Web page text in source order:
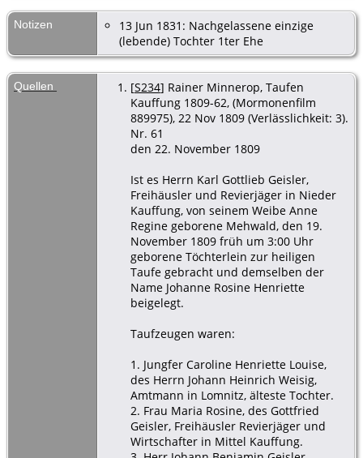
Schlesien
Notizen
13 Jun 1831: Nachgelassene einzige
(lebende) Tochter 1ter Ehe
Quellen [S234] Rainer Minnerop, Taufen
Kauffung 1809-62, (Mormonenfilm
889975), 22 Nov 1809 (Verlässlichkeit: 3).
Nr. 61
den 22. November 1809
Ist es Herrn Karl Gottlieb Geisler,
Freihäusler und Revierjäger in Nieder
Kauffung, von seinem Weibe Anne
Regine geborene Mehwald, den 19.
November 1809 früh um 3:00 Uhr
geborene Töchterlein zur heiligen
Taufe gebracht und demselben der
Name Johanne Rosine Henriette
beigelegt.
Taufzeugen waren:
1. Jungfer Caroline Henriette Louise,
des Herrn Johann Heinrich Weisig,
Amtmann in Lomnitz, älteste Tochter.
2. Frau Maria Rosine, des Gottfried
Geisler, Freihäusler Revierjäger und
Wirtschafter in Mittel Kauffung.